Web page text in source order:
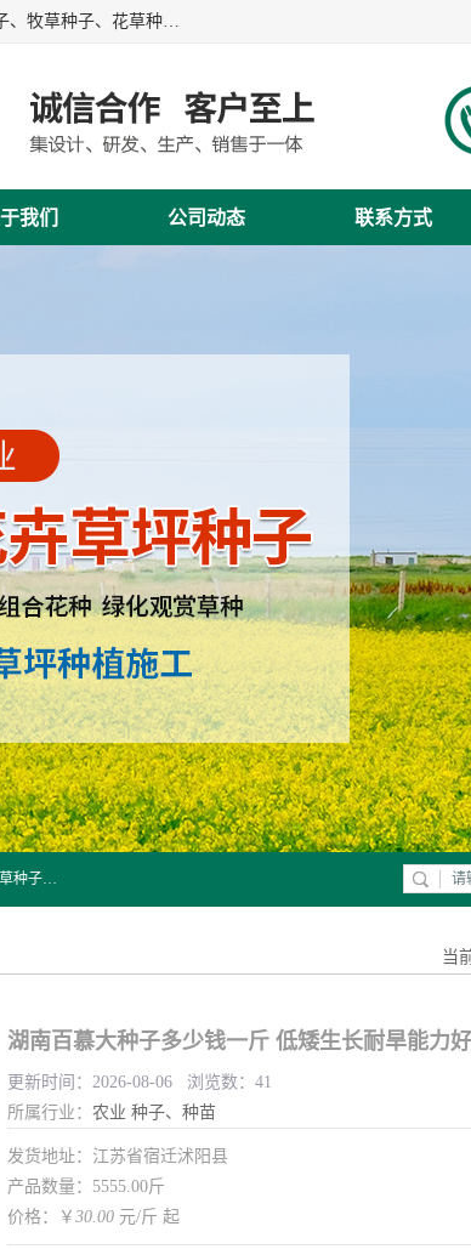
江苏野春种业有限公司是一家种子批发企业，位于沭阳县刘集镇南岗庄村杨东组159号，主要经营草坪种子、牧草种子、花草种子、复绿草种、绿化草籽、护坡草籽、绿肥种子、灌木种子、黑麦草种子、高羊茅种子、早熟禾种子、狗牙根种子、剪股颖种子等。
我们 公司动态 联系方式
江苏野春种业有限公司是一家种子批发企业，位于沭阳县刘集镇南岗庄村杨东组159号，主要经营草坪种子、牧草种子、花草种子、复绿草种、绿化草籽、护坡草籽、绿肥种子、灌木种子、黑麦草种子、高羊茅种子、早熟禾种子、狗牙根种子、剪股颖种子等。
当
湖南百慕大种子多少钱一斤 低矮生长耐旱能力好
更新时间：2026-08-06 浏览数：41
所属行业： 农业 种子、种苗
发货地址：江苏省宿迁沭阳县
产品数量：5555.00斤
价格：￥ 30.00 元/斤 起